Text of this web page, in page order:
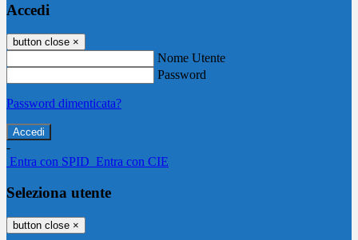
Accedi
button close ×
Nome Utente
Password
Password dimenticata?
-
Entra con SPID Entra con CIE
Seleziona utente
button close ×